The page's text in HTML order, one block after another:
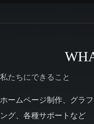
私たちにできること
ホームページ制作、グラ
ング、各種サポートなど